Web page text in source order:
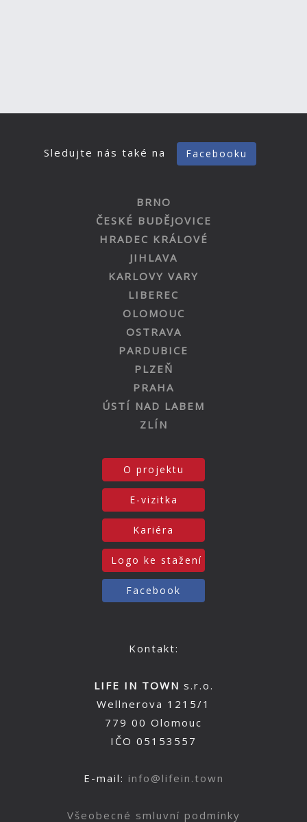
Sledujte nás také na Facebooku
BRNO
ČESKÉ BUDĚJOVICE
HRADEC KRÁLOVÉ
JIHLAVA
KARLOVY VARY
LIBEREC
OLOMOUC
OSTRAVA
PARDUBICE
PLZEŇ
PRAHA
ÚSTÍ NAD LABEM
ZLÍN
O projektu
E-vizitka
Kariéra
Logo ke stažení
Facebook
Kontakt:
LIFE IN TOWN s.r.o.
Wellnerova 1215/1
779 00 Olomouc
IČO 05153557
E-mail: info@lifein.town
Všeobecné smluvní podmínky